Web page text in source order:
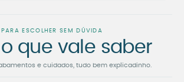
PARA ESCOLHER SEM DÚVIDA
que vale saber
e cuidados, tudo bem explicadinho.